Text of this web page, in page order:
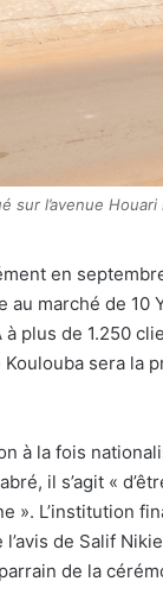
sur l’avenue
en
au marché de 10
à plus de 1.250
sera la
à la fois
il s’agit «
». L’institution
de Salif
de la